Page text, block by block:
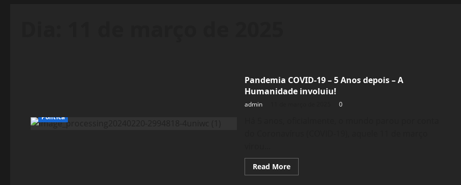
Política
Pandemia COVID-19 – 5 Anos depois – A
Humanidade involuiu!
admin 0
Read MoreRead
more